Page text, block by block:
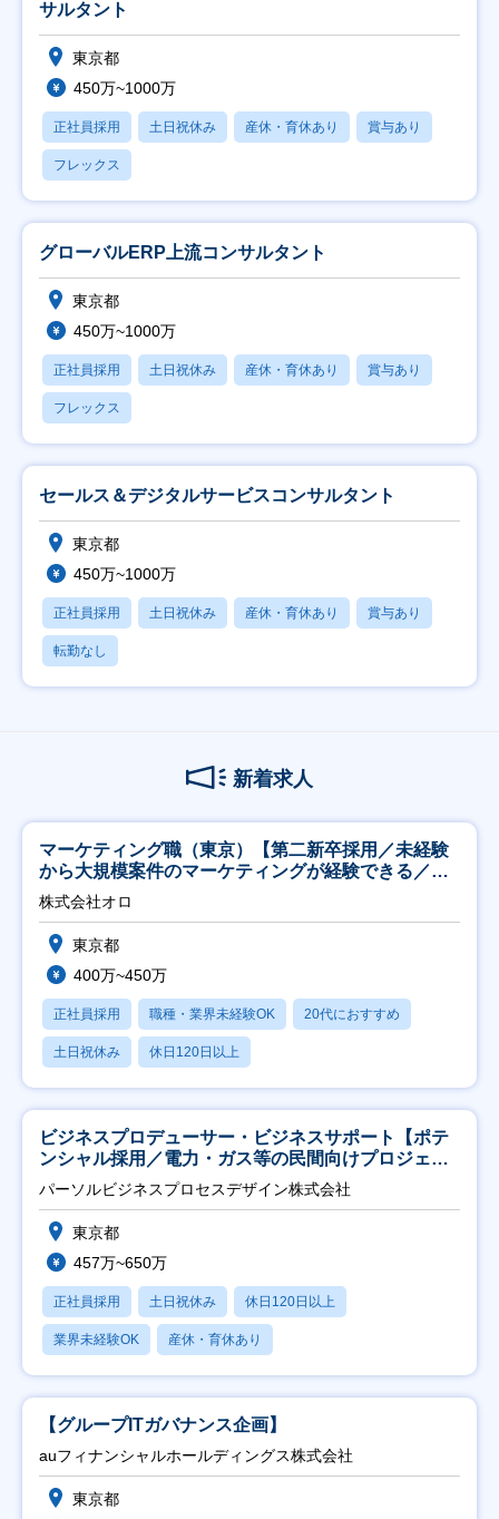
サルタント
東京都
450万~1000万
正社員採用 土日祝休み 産休・育休あり 賞与あり
フレックス
グローバルERP上流コンサルタント
東京都
450万~1000万
正社員採用 土日祝休み 産休・育休あり 賞与あり
フレックス
セールス＆デジタルサービスコンサルタント
東京都
450万~1000万
正社員採用 土日祝休み 産休・育休あり 賞与あり
転勤なし
新着求人
マーケティング職（東京）【第二新卒採用／未経験
から大規模案件のマーケティングが経験できる／研
修充実】
株式会社オロ
東京都
400万~450万
正社員採用 職種・業界未経験OK 20代におすすめ
土日祝休み 休日120日以上
ビジネスプロデューサー・ビジネスサポート【ポテ
ンシャル採用／電力・ガス等の民間向けプロジェク
ト推進】
パーソルビジネスプロセスデザイン株式会社
東京都
457万~650万
正社員採用 土日祝休み 休日120日以上
業界未経験OK 産休・育休あり
【グループITガバナンス企画】
auフィナンシャルホールディングス株式会社
東京都